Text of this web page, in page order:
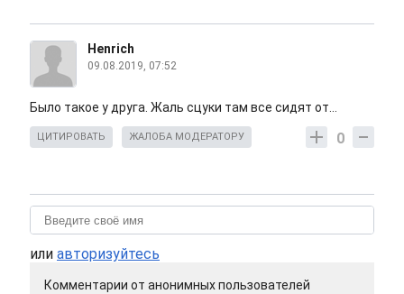
Henrich
09.08.2019, 07:52
Было такое у друга. Жаль сцуки там все сидят от...
0
ЦИТИРОВАТЬ ЖАЛОБА МОДЕРАТОРУ
или авторизуйтесь
Комментарии от анонимных пользователей